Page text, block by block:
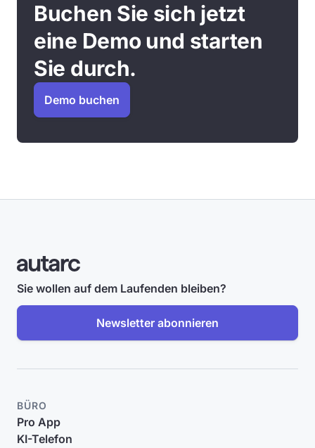
Buchen Sie sich jetzt
eine Demo und starten
Sie durch.
Demo buchen
Sie wollen auf dem Laufenden bleiben?
Newsletter abonnieren
BÜRO
Pro App
KI-Telefon